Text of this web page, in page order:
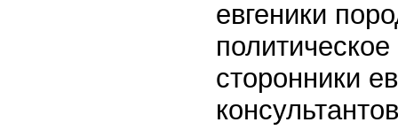
евгеники
сторонники